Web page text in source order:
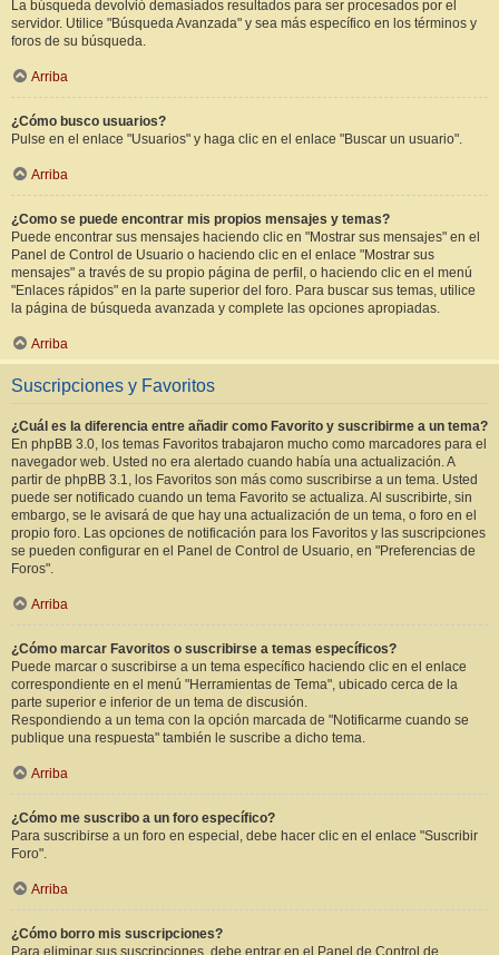
La búsqueda devolvió demasiados resultados para ser procesados por el
servidor. Utilice "Búsqueda Avanzada" y sea más específico en los términos y
foros de su búsqueda.
Arriba
¿Cómo busco usuarios?
Pulse en el enlace "Usuarios" y haga clic en el enlace "Buscar un usuario".
Arriba
¿Como se puede encontrar mis propios mensajes y temas?
Puede encontrar sus mensajes haciendo clic en "Mostrar sus mensajes" en el
Panel de Control de Usuario o haciendo clic en el enlace "Mostrar sus
mensajes" a través de su propio página de perfil, o haciendo clic en el menú
"Enlaces rápidos" en la parte superior del foro. Para buscar sus temas, utilice
la página de búsqueda avanzada y complete las opciones apropiadas.
Arriba
Suscripciones y Favoritos
¿Cuál es la diferencia entre añadir como Favorito y suscribirme a un tema?
En phpBB 3.0, los temas Favoritos trabajaron mucho como marcadores para el
navegador web. Usted no era alertado cuando había una actualización. A
partir de phpBB 3.1, los Favoritos son más como suscribirse a un tema. Usted
puede ser notificado cuando un tema Favorito se actualiza. Al suscribirte, sin
embargo, se le avisará de que hay una actualización de un tema, o foro en el
propio foro. Las opciones de notificación para los Favoritos y las suscripciones
se pueden configurar en el Panel de Control de Usuario, en "Preferencias de
Foros".
Arriba
¿Cómo marcar Favoritos o suscribirse a temas específicos?
Puede marcar o suscribirse a un tema específico haciendo clic en el enlace
correspondiente en el menú "Herramientas de Tema", ubicado cerca de la
parte superior e inferior de un tema de discusión.
Respondiendo a un tema con la opción marcada de "Notificarme cuando se
publique una respuesta" también le suscribe a dicho tema.
Arriba
¿Cómo me suscribo a un foro específico?
Para suscribirse a un foro en especial, debe hacer clic en el enlace "Suscribir
Foro".
Arriba
¿Cómo borro mis suscripciones?
Para eliminar sus suscripciones, debe entrar en el Panel de Control de